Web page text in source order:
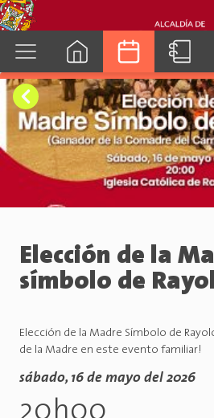
Elección de la
símbolo de
Elección de la Madre Símbolo de
de la Madre en este evento familiar!
sábado, 16 de mayo del 2026